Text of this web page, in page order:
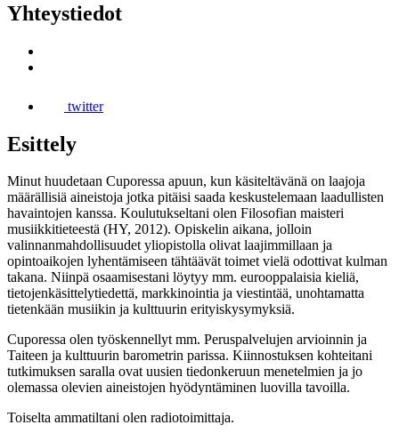
Yhteystiedot
twitter
Esittely
Minut huudetaan Cuporessa apuun, kun käsiteltävänä on laajoja
määrällisiä aineistoja jotka pitäisi saada keskustelemaan laadullisten
havaintojen kanssa. Koulutukseltani olen Filosofian maisteri
musiikkitieteestä (HY, 2012). Opiskelin aikana, jolloin
valinnanmahdollisuudet yliopistolla olivat laajimmillaan ja
opintoaikojen lyhentämiseen tähtäävät toimet vielä odottivat kulman
takana. Niinpä osaamisestani löytyy mm. eurooppalaisia kieliä,
tietojenkäsittelytiedettä, markkinointia ja viestintää, unohtamatta
tietenkään musiikin ja kulttuurin erityiskysymyksiä.
Cuporessa olen työskennellyt mm. Peruspalvelujen arvioinnin ja
Taiteen ja kulttuurin barometrin parissa. Kiinnostuksen kohteitani
tutkimuksen saralla ovat uusien tiedonkeruun menetelmien ja jo
olemassa olevien aineistojen hyödyntäminen luovilla tavoilla.
Toiselta ammatiltani olen radiotoimittaja.